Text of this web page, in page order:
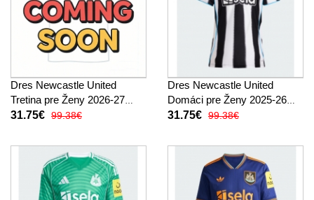
Dres Newcastle United
Tretina pre Ženy 2026-27
Krátky Rukáv
31.75€ 99.38€
Dres Newcastle United
Domáci pre Ženy 2025-26
Krátky Rukáv
31.75€ 99.38€